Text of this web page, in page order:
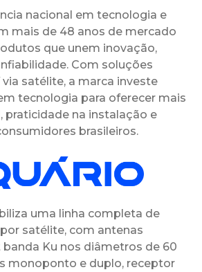
nacional em tecnologia e
mais de 48 anos de mercado
que unem inovação,
Com soluções
via satélite, a marca investe
tecnologia para oferecer mais
praticidade na instalação e
brasileiros.
uma linha completa de
satélite, com antenas
Ku nos diâmetros de 60
monoponto e duplo, receptor